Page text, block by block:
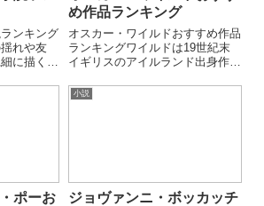
ンキング
れや友
に描く日
から、日
め作品ランキング
オスカー・ワイルドおすすめ作品
ランキングワイルドは19世紀末
イギリスのアイルランド出身作家
紀末文学の象徴です。ウィットに
ポーお
小説
ジョヴァンニ・ボッカッチ